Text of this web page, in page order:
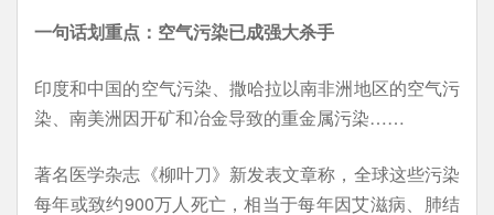
一句话划重点：空气污染已成强大杀手
印度和中国的空气污染、撒哈拉以南非洲地区的空气污
染、南美洲因开矿和冶金导致的重金属污染……
著名医学杂志《柳叶刀》新发表文章称，全球这些污染
每年或致约900万人死亡，相当于每年因艾滋病、肺结